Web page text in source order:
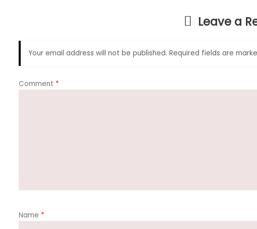
Leave a
Your email address will not be published. Required fields are
Comment *
Name *